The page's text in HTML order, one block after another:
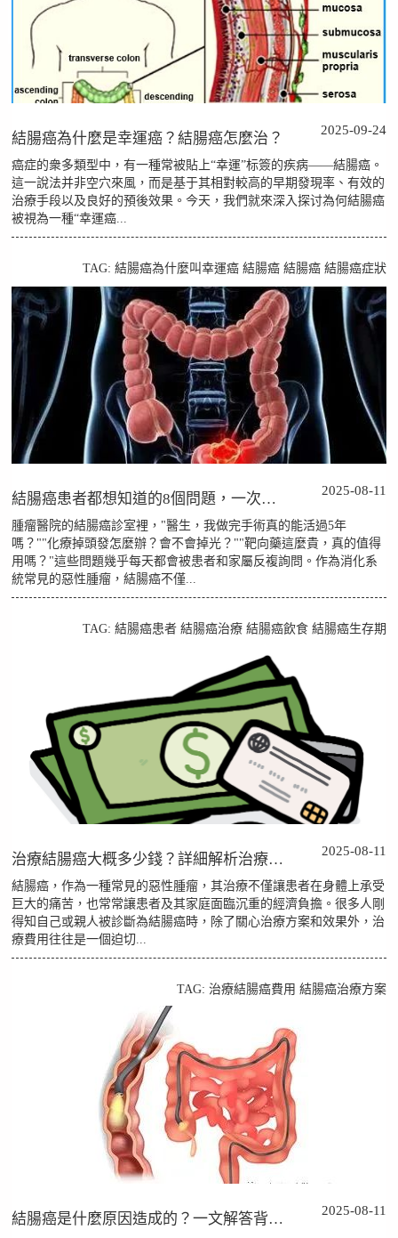
結腸癌為什麼是幸運癌？結腸癌怎麼治？ 2025-09-24
癌症的衆多類型中，有一種常被貼上“幸運”标簽的疾病——結腸癌。
這一說法并非空穴來風，而是基于其相對較高的早期發現率、有效的
治療手段以及良好的預後效果。今天，我們就來深入探讨為何結腸癌
被視為一種“幸運癌...
TAG: 結腸癌為什麼叫幸運癌 結腸癌 結腸癌 結腸癌症狀
結腸癌患者都想知道的8個問題，一次說清楚 2025-08-11
腫瘤醫院的結腸癌診室裡，"醫生，我做完手術真的能活過5年
嗎？""化療掉頭發怎麼辦？會不會掉光？""靶向藥這麼貴，真的值得
用嗎？"這些問題幾乎每天都會被患者和家屬反複詢問。作為消化系
統常見的惡性腫瘤，結腸癌不僅...
TAG: 結腸癌患者 結腸癌治療 結腸癌飲食 結腸癌生存期
治療結腸癌大概多少錢？詳細解析治療費用的影響因素 2025-08-11
結腸癌，作為一種常見的惡性腫瘤，其治療不僅讓患者在身體上承受
巨大的痛苦，也常常讓患者及其家庭面臨沉重的經濟負擔。很多人剛
得知自己或親人被診斷為結腸癌時，除了關心治療方案和效果外，治
療費用往往是一個迫切...
TAG: 治療結腸癌費用 結腸癌治療方案
結腸癌是什麼原因造成的？一文解答背後複雜的原因 2025-08-11